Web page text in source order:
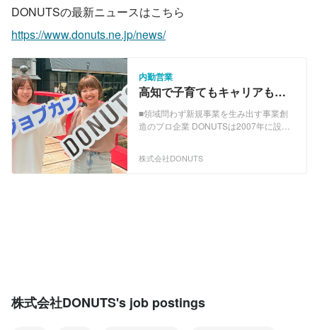
DONUTSの最新ニュースはこちら
https://www.donuts.ne.jp/news/
内勤営業
高知で子育てもキャリアも両
立！ジョブカンのインサイド
セールス募集！
■領域問わず新規事業を生み出す事業創
造のプロ企業 DONUTSは2007年に設立
ニークな企業です。複数ジャンルのヒッ
理・労務HR・給与計算・会計・見積/請
株式会社DONUTS
株式会社DONUTS's job postings